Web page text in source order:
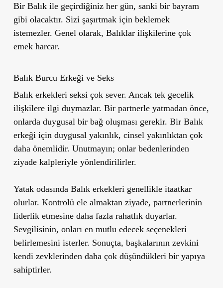
Bir Balık ile geçirdiğiniz her gün, sanki bir bayram
gibi olacaktır. Sizi şaşırtmak için beklemek
istemezler. Genel olarak, Balıklar ilişkilerine çok
emek harcar.
Balık Burcu Erkeği ve Seks
Balık erkekleri seksi çok sever. Ancak tek gecelik
ilişkilere ilgi duymazlar. Bir partnerle yatmadan önce,
onlarda duygusal bir bağ oluşması gerekir. Bir Balık
erkeği için duygusal yakınlık, cinsel yakınlıktan çok
daha önemlidir. Unutmayın; onlar bedenlerinden
ziyade kalpleriyle yönlendirilirler.
Yatak odasında Balık erkekleri genellikle itaatkar
olurlar. Kontrolü ele almaktan ziyade, partnerlerinin
liderlik etmesine daha fazla rahatlık duyarlar.
Sevgilisinin, onları en mutlu edecek seçenekleri
belirlemesini isterler. Sonuçta, başkalarının zevkini
kendi zevklerinden daha çok düşündükleri bir yapıya
sahiptirler.